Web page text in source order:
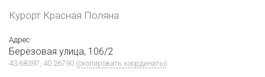
Курорт Красная Поляна
Адрес:
Берёзовая улица, 106/2
43.68397, 40.26790 (скопировать координаты)